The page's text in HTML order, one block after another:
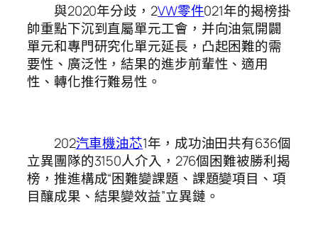
與2020年分歧，2VW零件021年的揭榜掛
帥重點下沉到直屬單元工會，并向油氣開闢
單元和專門研究化單元延長，凸起困難的需
要性、廣泛性，結果的進步前輩性、適用
性、轉化推行難易性。
202汽車機油芯1年，成功油田共有636個
立異團隊的3150人介入，276個困難被勝利揭
榜，推進構成“困難變課題、課題變項目、項
目釀成果、結果變效益”立異鏈。